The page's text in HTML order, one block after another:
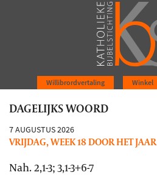
Winkel
Willibrordvertaling
DAGELIJKS WOORD
7 AUGUSTUS 2026
VRIJDAG, WEEK 18 DOOR HET JAAR
Nah. 2,1-3; 3,1-3+6-7